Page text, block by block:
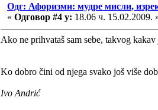
Одг: Афоризми: мудре мисли,
« Одговор #4 у: 18.06 ч. 15.02.2009.
Ako ne prihvataš sam sebe, takvog
Ko dobro čini od njega svako još više
Ivo Andrić